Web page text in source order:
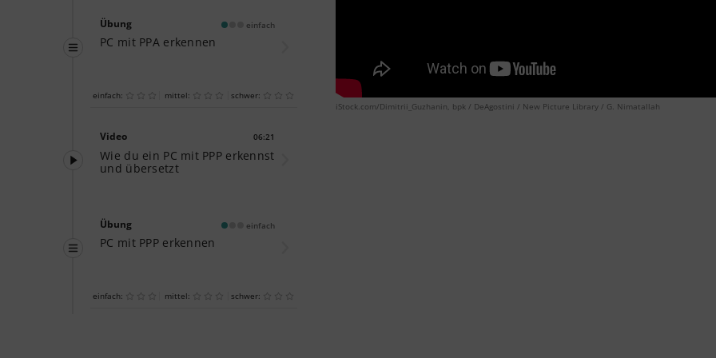
Übung einfach
PC mit PPA erkennen
einfach: mittel: schwer:
Video 06:21
Wie du ein PC mit PPP erkennst
und übersetzt
Übung einfach
PC mit PPP erkennen
einfach: mittel: schwer:
iStock.com/Dimitrii_Guzhanin, bpk / DeAgostini / New Picture Library / G. Nimatallah